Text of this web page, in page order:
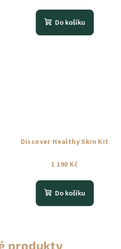
Do košíku
Discover Healthy Skin Kit
1 190 Kč
Do košíku
produkty